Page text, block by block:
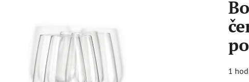
1